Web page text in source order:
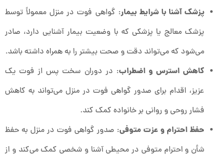
پزشک آشنا با شرایط بیمار: گواهی فوت در منزل معمولاً توسط
پزشک معالج یا پزشکی که با وضعیت بیمار آشنایی دارد، صادر
می‌شود که می‌تواند دقت و صحت بیشتر را به همراه داشته باشد.
کاهش استرس و اضطراب: در دوران سخت پس از فوت یک
عزیز، اقدام برای صدور گواهی فوت در منزل می‌تواند به کاهش
فشار روحی و روانی بر خانواده کمک کند.
حفظ احترام و عزت متوفی: صدور گواهی فوت در منزل به حفظ
شأن و احترام متوفی در محیطی آشنا و شخصی کمک می‌کند و از